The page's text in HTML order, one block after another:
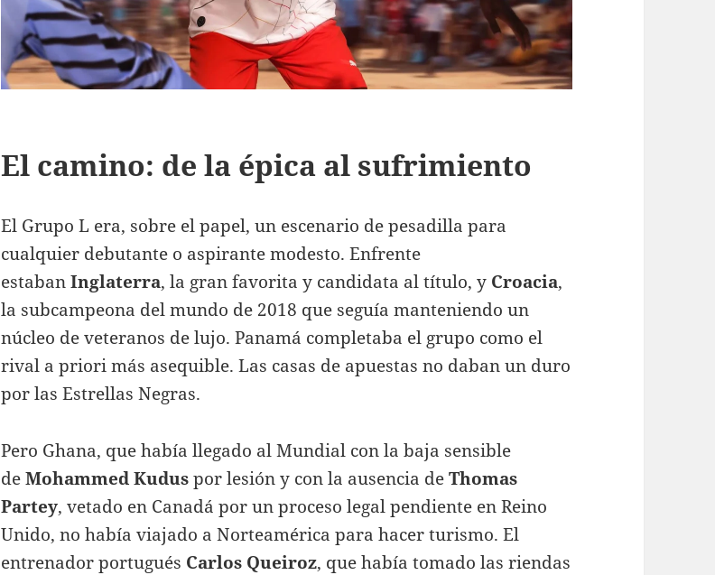
El camino: de la épica al sufrimiento
El Grupo L era, sobre el papel, un escenario de pesadilla para
cualquier debutante o aspirante modesto. Enfrente
estabanInglaterra, la gran favorita y candidata al título, y Croacia,
la subcampeona del mundo de 2018 que seguía manteniendo un
núcleo de veteranos de lujo. Panamá completaba el grupo como el
rival a priori más asequible. Las casas de apuestas no daban un duro
por las Estrellas Negras.
Pero Ghana, que había llegado al Mundial con la baja sensible
deMohammed Kuduspor lesión y con la ausencia deThomas
Partey, vetado en Canadá por un proceso legal pendiente en Reino
Unido, no había viajado a Norteamérica para hacer turismo. El
entrenador portugués Carlos Queiroz, que había tomado las riendas